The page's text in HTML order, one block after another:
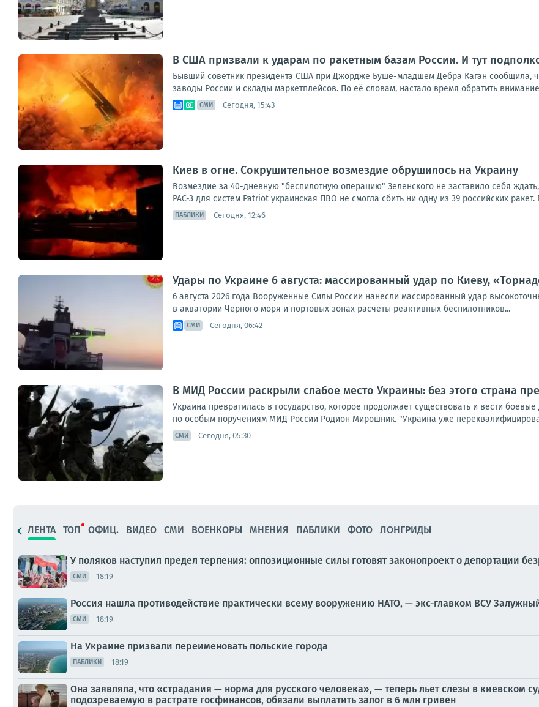
В США призвали к ударам по ракетным базам России. И тут
Бывший советник президента США при Джордже Буше-младшем Дебра Каган сообщила,
заводы России и склады маркетплейсов. По её словам, настало время обратить
СМИ Сегодня, 15:43
Киев в огне. Сокрушительное возмездие обрушилось на Украину
Возмездие за 40-дневную "беспилотную операцию" Зеленского не заставило себя
PAC-3 для систем Patriot украинская ПВО не смогла сбить ни одну из 39 российских
ПАБЛИКИ Сегодня, 12:46
Удары по Украине 6 августа: массированный удар по Киеву,
6 августа 2026 года Вооруженные Силы России нанесли массированный удар
в акватории Черного моря и портовых зонах расчеты реактивных беспилотников...
СМИ Сегодня, 06:42
В МИД России раскрыли слабое место Украины: без этого страна
Украина превратилась в государство, которое продолжает существовать и вести
по особым поручениям МИД России Родион Мирошник. "Украина уже
СМИ Сегодня, 05:30
ЛЕНТА ТОП ОФИЦ. ВИДЕО СМИ ВОЕНКОРЫ МНЕНИЯ ПАБЛИКИ ФОТО ЛОНГРИДЫ
У поляков наступил предел терпения: оппозиционные силы готовят законопроект о депортации
СМИ 18:19
Россия нашла противодействие практически всему вооружению НАТО, — экс-главком ВСУ
СМИ 18:19
На Украине призвали переименовать польские города
ПАБЛИКИ 18:19
Она заявляла, что «страдания — норма для русского человека», — теперь льет слезы в киевском
подозреваемую в растрате госфинансов, обязали выплатить залог в 6 млн гривен